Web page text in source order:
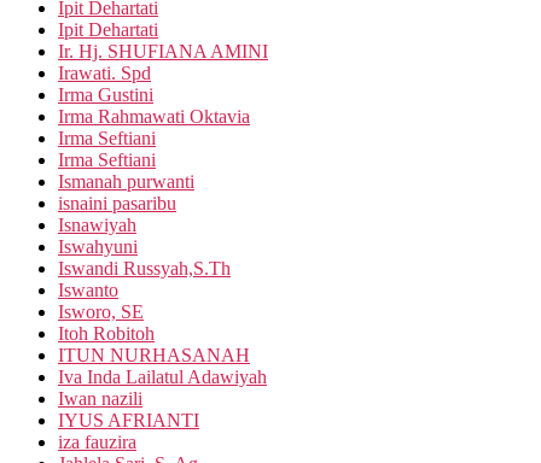
Ipit Dehartati
Ipit Dehartati
Ir. Hj. SHUFIANA AMINI
Irawati. Spd
Irma Gustini
Irma Rahmawati Oktavia
Irma Seftiani
Irma Seftiani
Ismanah purwanti
isnaini pasaribu
Isnawiyah
Iswahyuni
Iswandi Russyah,S.Th
Iswanto
Isworo, SE
Itoh Robitoh
ITUN NURHASANAH
Iva Inda Lailatul Adawiyah
Iwan nazili
IYUS AFRIANTI
iza fauzira